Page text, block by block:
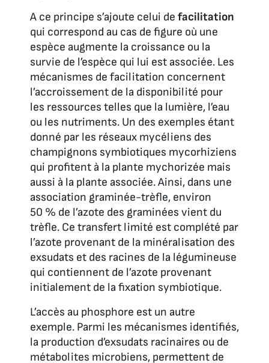
A ce principe s’ajoute celui de facilitation
qui correspond au cas de figure où une
espèce augmente la croissance ou la
survie de l’espèce qui lui est associée. Les
mécanismes de facilitation concernent
l’accroissement de la disponibilité pour
les ressources telles que la lumière, l’eau
ou les nutriments. Un des exemples étant
donné par les réseaux mycéliens des
champignons symbiotiques mycorhiziens
qui profitent à la plante mychorizée mais
aussi à la plante associée. Ainsi, dans une
association graminée-trèfle, environ
50 % de l’azote des graminées vient du
trèfle. Ce transfert limité est complété par
l’azote provenant de la minéralisation des
exsudats et des racines de la légumineuse
qui contiennent de l’azote provenant
initialement de la fixation symbiotique.
L’accès au phosphore est un autre
exemple. Parmi les mécanismes identifiés,
la production d’exsudats racinaires ou de
métabolites microbiens, permettent de